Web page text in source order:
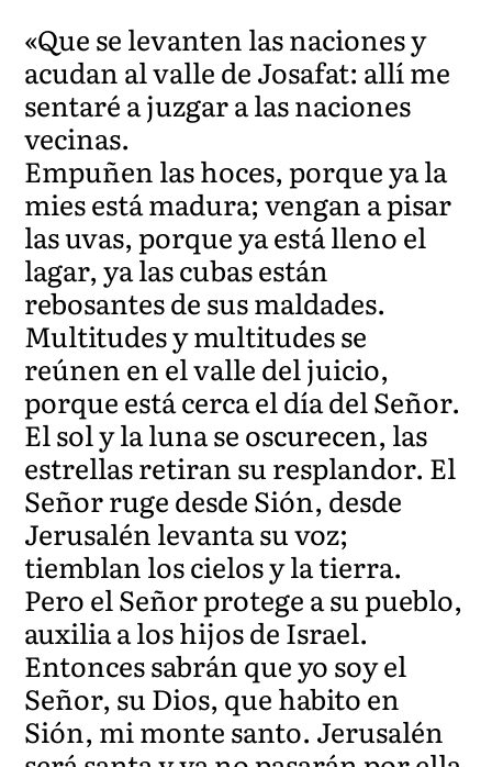
«Que se levanten las naciones y
acudan al valle de Josafat: allí me
sentaré a juzgar a las naciones
vecinas.
Empuñen las hoces, porque ya la
mies está madura; vengan a pisar
las uvas, porque ya está lleno el
lagar, ya las cubas están
rebosantes de sus maldades.
Multitudes y multitudes se
reúnen en el valle del juicio,
porque está cerca el día del Señor.
El sol y la luna se oscurecen, las
estrellas retiran su resplandor. El
Señor ruge desde Sión, desde
Jerusalén levanta su voz;
tiemblan los cielos y la tierra.
Pero el Señor protege a su pueblo,
auxilia a los hijos de Israel.
Entonces sabrán que yo soy el
Señor, su Dios, que habito en
Sión, mi monte santo. Jerusalén